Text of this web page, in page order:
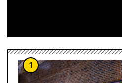
1